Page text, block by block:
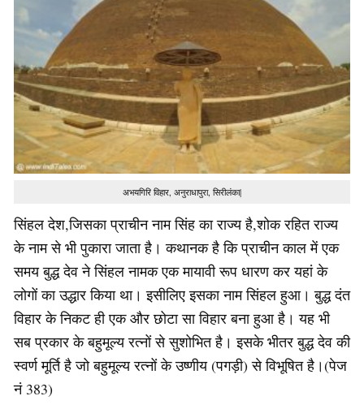
अभयगिरि विहार, अनुराधापुरा, सिरीलंका|
सिंहल देश,जिसका प्राचीन नाम सिंह का राज्य है,शोक रहित राज्य
के नाम से भी पुकारा जाता है। कथानक है कि प्राचीन काल में एक
समय बुद्ध देव ने सिंहल नामक एक मायावी रूप धारण कर यहां के
लोगों का उद्धार किया था। इसीलिए इसका नाम सिंहल हुआ। बुद्ध दंत
विहार के निकट ही एक और छोटा सा विहार बना हुआ है। यह भी
सब प्रकार के बहुमूल्य रत्नों से सुशोभित है। इसके भीतर बुद्ध देव की
स्वर्ण मूर्ति है जो बहुमूल्य रत्नों के उष्णीय (पगड़ी) से विभूषित है।(पेज
नं 383)